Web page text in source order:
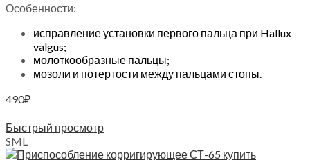
Особенности:
исправление установки первого пальца при Hallux
valgus;
молоткообразные пальцы;
мозоли и потертости между пальцами стопы.
490₽
Быстрый просмотр
SML